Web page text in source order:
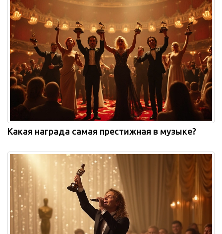
Какая награда самая престижная в музыке?